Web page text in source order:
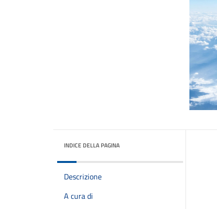
INDICE DELLA PAGINA
Descrizione
A cura di